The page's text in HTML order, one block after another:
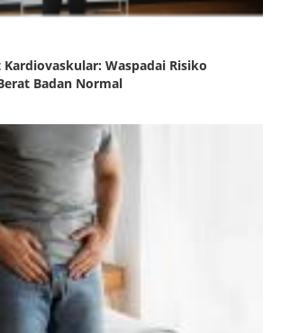
Kardiovaskular: Waspadai Risiko
Badan Normal